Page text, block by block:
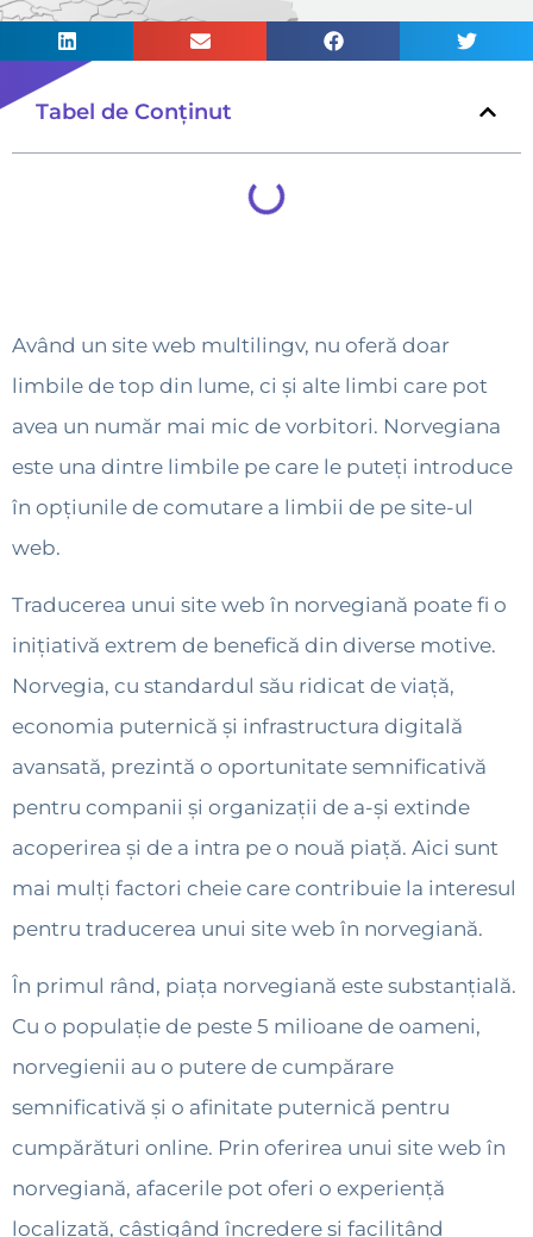
Tabel de Conținut
Având un site web multilingv, nu oferă doar
limbile de top din lume, ci și alte limbi care pot
avea un număr mai mic de vorbitori. Norvegiana
este una dintre limbile pe care le puteți introduce
în opțiunile de comutare a limbii de pe site-ul
web.
Traducerea unui site web în norvegiană poate fi o
inițiativă extrem de benefică din diverse motive.
Norvegia, cu standardul său ridicat de viață,
economia puternică și infrastructura digitală
avansată, prezintă o oportunitate semnificativă
pentru companii și organizații de a-și extinde
acoperirea și de a intra pe o nouă piață. Aici sunt
mai mulți factori cheie care contribuie la interesul
pentru traducerea unui site web în norvegiană.
În primul rând, piața norvegiană este substanțială.
Cu o populație de peste 5 milioane de oameni,
norvegienii au o putere de cumpărare
semnificativă și o afinitate puternică pentru
cumpărături online. Prin oferirea unui site web în
norvegiană, afacerile pot oferi o experiență
localizată, câștigând încredere și facilitând